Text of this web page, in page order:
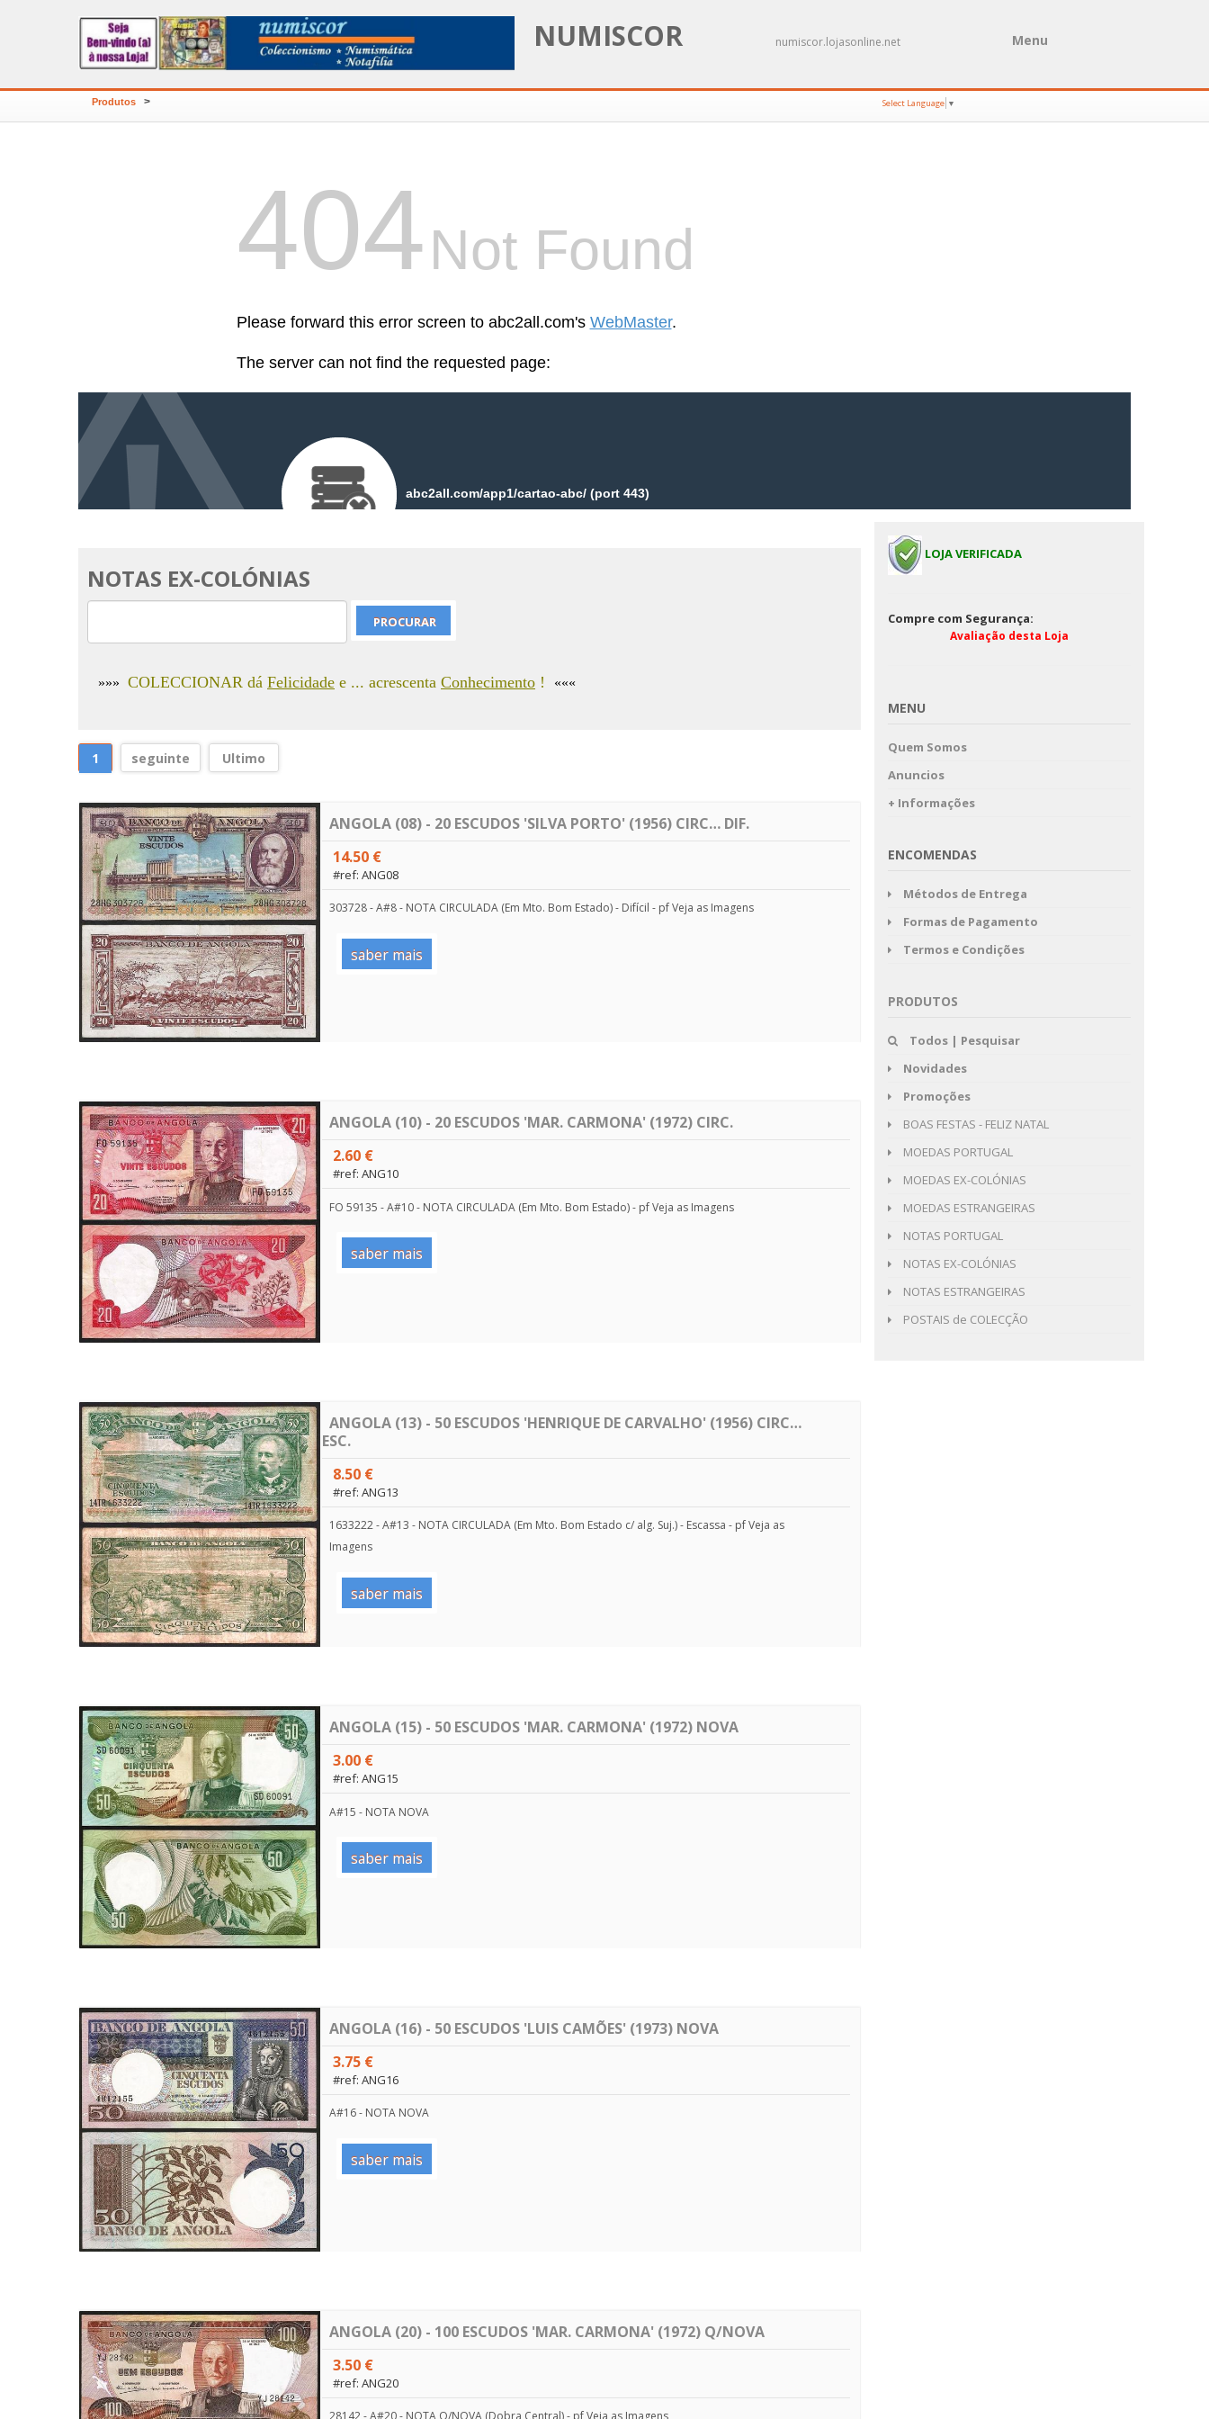
NUMISCOR numiscor.lojasonline.net Menu
Produtos > Select Language ▼
NOTAS EX-COLÓNIAS
»»» COLECCIONAR dá Felicidade e ... acrescenta Conhecimento ! «««
1 seguinte Ultimo
ANGOLA (08) - 20 ESCUDOS 'SILVA PORTO' (1956) CIRC… DIF.
14.50 €
#ref: ANG08
303728 - A#8 - NOTA CIRCULADA (Em Mto. Bom Estado) - Difícil - pf Veja as Imagens
saber mais
ANGOLA (10) - 20 ESCUDOS 'MAR. CARMONA' (1972) CIRC.
2.60 €
#ref: ANG10
FO 59135 - A#10 - NOTA CIRCULADA (Em Mto. Bom Estado) - pf Veja as Imagens
saber mais
ANGOLA (13) - 50 ESCUDOS 'HENRIQUE DE CARVALHO' (1956) CIRC…
ESC.
8.50 €
#ref: ANG13
1633222 - A#13 - NOTA CIRCULADA (Em Mto. Bom Estado c/ alg. Suj.) - Escassa - pf Veja as
Imagens
saber mais
ANGOLA (15) - 50 ESCUDOS 'MAR. CARMONA' (1972) NOVA
3.00 €
#ref: ANG15
A#15 - NOTA NOVA
saber mais
ANGOLA (16) - 50 ESCUDOS 'LUIS CAMÕES' (1973) NOVA
3.75 €
#ref: ANG16
A#16 - NOTA NOVA
saber mais
ANGOLA (20) - 100 ESCUDOS 'MAR. CARMONA' (1972) Q/NOVA
3.50 €
#ref: ANG20
28142 - A#20 - NOTA Q/NOVA (Dobra Central) - pf Veja as Imagens
LOJA VERIFICADA
Compre com Segurança:
Avaliação desta Loja
MENU
Quem Somos
Anuncios
+ Informações
ENCOMENDAS
Métodos de Entrega
Formas de Pagamento
Termos e Condições
PRODUTOS
Todos | Pesquisar
Novidades
Promoções
BOAS FESTAS - FELIZ NATAL
MOEDAS PORTUGAL
MOEDAS EX-COLÓNIAS
MOEDAS ESTRANGEIRAS
NOTAS PORTUGAL
NOTAS EX-COLÓNIAS
NOTAS ESTRANGEIRAS
POSTAIS de COLECÇÃO